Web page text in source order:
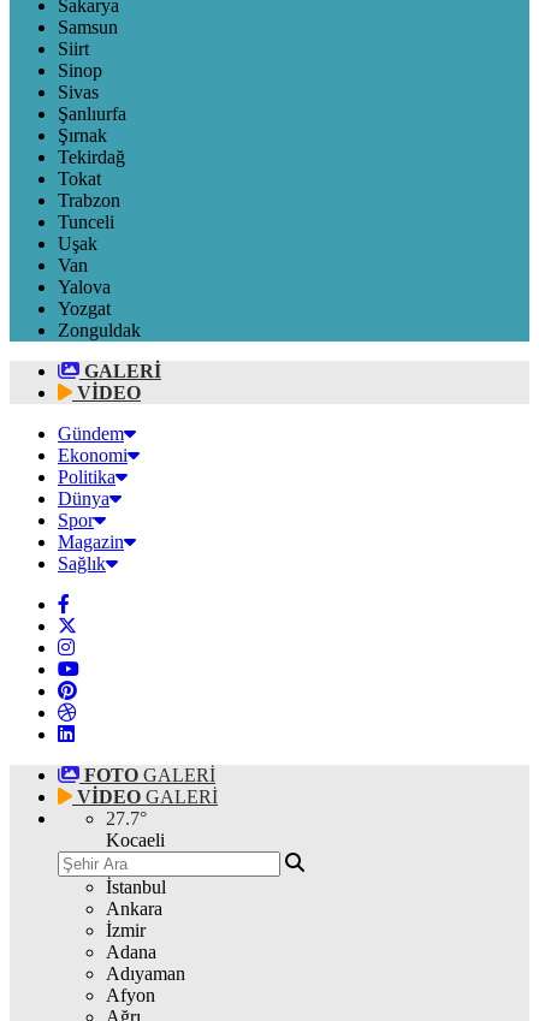
Sakarya
Samsun
Siirt
Sinop
Sivas
Şanlıurfa
Şırnak
Tekirdağ
Tokat
Trabzon
Tunceli
Uşak
Van
Yalova
Yozgat
Zonguldak
GALERİ
VİDEO
Gündem
Ekonomi
Politika
Dünya
Spor
Magazin
Sağlık
FOTO GALERİ
VİDEO GALERİ
27.7°
Kocaeli
İstanbul
Ankara
İzmir
Adana
Adıyaman
Afyon
Ağrı